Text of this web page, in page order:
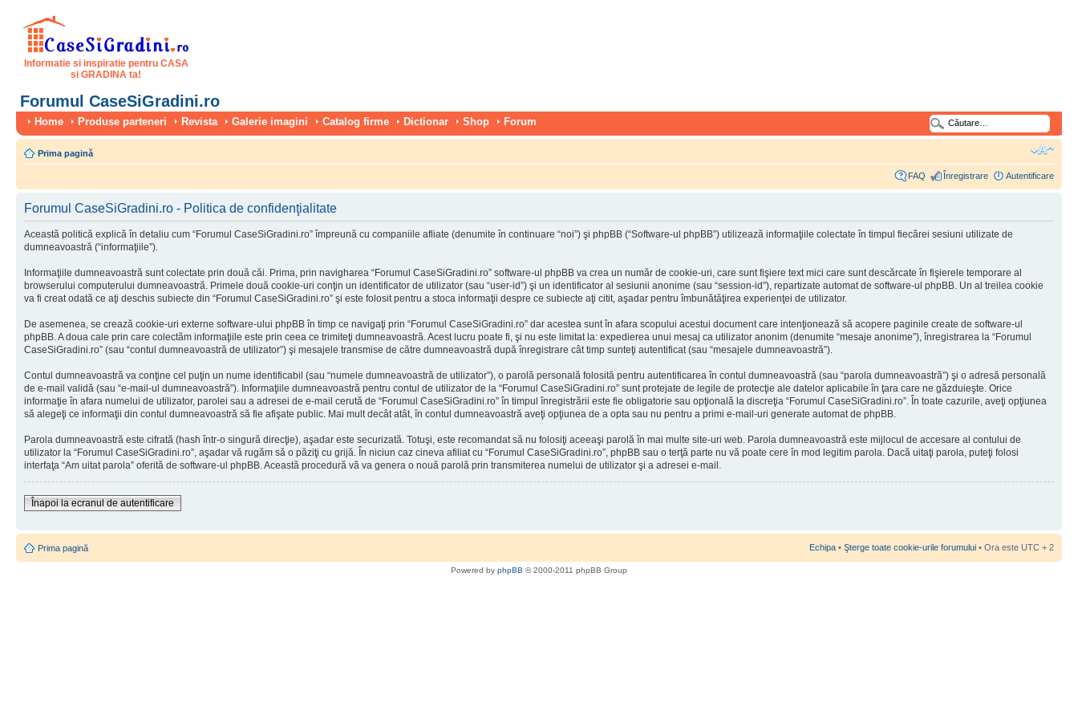
Informatie si inspiratie pentru CASA
si GRADINA ta!
Forumul CaseSiGradini.ro
Home Produse parteneri Revista Galerie imagini Catalog firme Dictionar Shop Forum
Prima pagină
FAQ Înregistrare Autentificare
Forumul CaseSiGradini.ro - Politica de confidenţialitate
Această politică explică în detaliu cum “Forumul CaseSiGradini.ro” împreună cu companiile afliate (denumite în continuare “noi”) şi phpBB (“Software-ul phpBB”) utilizează informaţiile colectate în timpul fiecărei sesiuni utilizate de
dumneavoastră (“informaţiile”).
Informaţiile dumneavoastră sunt colectate prin două căi. Prima, prin navigharea “Forumul CaseSiGradini.ro” software-ul phpBB va crea un număr de cookie-uri, care sunt fişiere text mici care sunt descărcate în fişierele temporare al
browserului computerului dumneavoastră. Primele două cookie-uri conţin un identificator de utilizator (sau “user-id”) şi un identificator al sesiunii anonime (sau “session-id”), repartizate automat de software-ul phpBB. Un al treilea cookie
va fi creat odată ce aţi deschis subiecte din “Forumul CaseSiGradini.ro” şi este folosit pentru a stoca informaţii despre ce subiecte aţi citit, aşadar pentru îmbunătăţirea experienţei de utilizator.
De asemenea, se crează cookie-uri externe software-ului phpBB în timp ce navigaţi prin “Forumul CaseSiGradini.ro” dar acestea sunt în afara scopului acestui document care intenţionează să acopere paginile create de software-ul
phpBB. A doua cale prin care colectăm informaţiile este prin ceea ce trimiteţi dumneavoastră. Acest lucru poate fi, şi nu este limitat la: expedierea unui mesaj ca utilizator anonim (denumite “mesaje anonime”), înregistrarea la “Forumul
CaseSiGradini.ro” (sau “contul dumneavoastră de utilizator”) şi mesajele transmise de către dumneavoastră după înregistrare cât timp sunteţi autentificat (sau “mesajele dumneavoastră”).
Contul dumneavoastră va conţine cel puţin un nume identificabil (sau “numele dumneavoastră de utilizator”), o parolă personală folosită pentru autentificarea în contul dumneavoastră (sau “parola dumneavoastră”) şi o adresă personală
de e-mail validă (sau “e-mail-ul dumneavoastră”). Informaţiile dumneavoastră pentru contul de utilizator de la “Forumul CaseSiGradini.ro” sunt protejate de legile de protecţie ale datelor aplicabile în ţara care ne găzduieşte. Orice
informaţie în afara numelui de utilizator, parolei sau a adresei de e-mail cerută de “Forumul CaseSiGradini.ro” în timpul înregistrării este fie obligatorie sau opţională la discreţia “Forumul CaseSiGradini.ro”. În toate cazurile, aveţi opţiunea
să alegeţi ce informaţii din contul dumneavoastră să fie afişate public. Mai mult decât atât, în contul dumneavoastră aveţi opţiunea de a opta sau nu pentru a primi e-mail-uri generate automat de phpBB.
Parola dumneavoastră este cifrată (hash într-o singură direcţie), aşadar este securizată. Totuşi, este recomandat să nu folosiţi aceeaşi parolă în mai multe site-uri web. Parola dumneavoastră este mijlocul de accesare al contului de
utilizator la “Forumul CaseSiGradini.ro”, aşadar vă rugăm să o păziţi cu grijă. În niciun caz cineva afiliat cu “Forumul CaseSiGradini.ro”, phpBB sau o terţă parte nu vă poate cere în mod legitim parola. Dacă uitaţi parola, puteţi folosi
interfaţa “Am uitat parola” oferită de software-ul phpBB. Această procedură vă va genera o nouă parolă prin transmiterea numelui de utilizator şi a adresei e-mail.
Înapoi la ecranul de autentificare
Prima pagină Echipa • Şterge toate cookie-urile forumului • Ora este UTC + 2
Powered by phpBB © 2000-2011 phpBB Group